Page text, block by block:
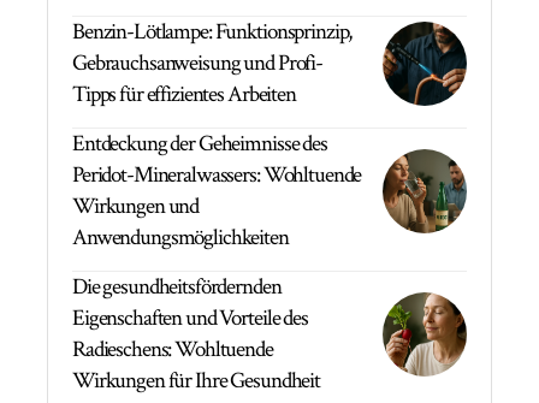
Benzin-Lötlampe: Funktionsprinzip,
Gebrauchsanweisung und Profi-
Tipps für effizientes Arbeiten
Entdeckung der Geheimnisse des
Peridot-Mineralwassers: Wohltuende
Wirkungen und
Anwendungsmöglichkeiten
Die gesundheitsfördernden
Eigenschaften und Vorteile des
Radieschens: Wohltuende
Wirkungen für Ihre Gesundheit